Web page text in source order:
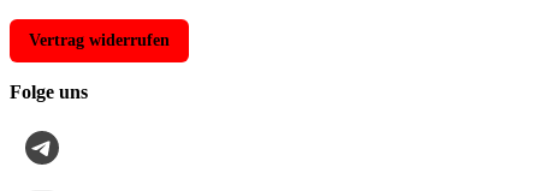
Vertrag widerrufen
Folge uns